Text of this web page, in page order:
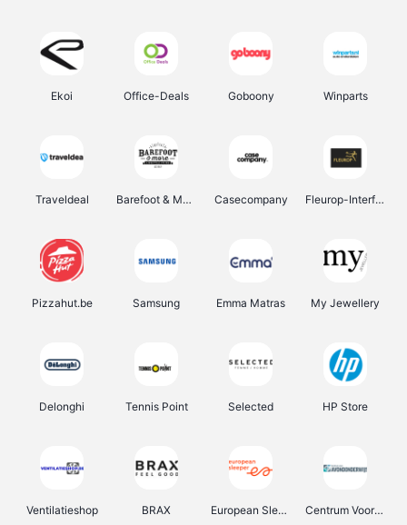
Ekoi Office-Deals Goboony Winparts
Traveldeal Barefoot & More Casecompany Fleurop-Interflora
Pizzahut.be Samsung Emma Matras My Jewellery
Delonghi Tennis Point Selected HP Store
Ventilatieshop BRAX European Sleeper Centrum Voor Avondonderwijs